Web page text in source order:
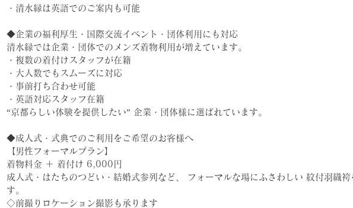
・清水縁は英語でのご案内も可能
◆企業の福利厚生・国際交流イベント・団体利用にも対応
清水縁では企業・団体でのメンズ着物利用が増えています。
・複数の着付けスタッフが在籍
・大人数でもスムーズに対応
・事前打ち合わせ可能
・英語対応スタッフ在籍
“京都らしい体験を提供したい” 企業・団体様に選ばれています。
◆成人式・式典でのご利用をご希望のお客様へ
【男性フォーマルプラン】
着物料金 ＋ 着付け 6,000円
成人式・はたちのつどい・結婚式参列など、 フォーマルな場にふさわしい 紋付羽織袴
す。
◇前撮りロケーション撮影も承ります